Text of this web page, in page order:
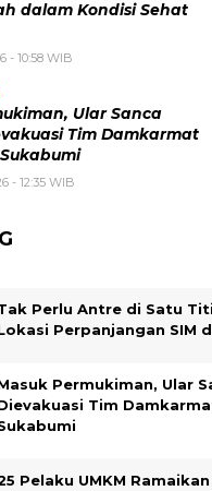
dalam Kondisi Sehat
- 10:58 WIB
Ular Sanca
Tim Damkarmat
- 12:35 WIB
Perlu Antre di Satu
Perpanjangan SIM
Permukiman, Ular
Tim
Pelaku UMKM